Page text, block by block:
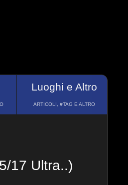
Luoghi e Altro
ARTICOLI, #TAG E ALTRO
17 Ultra..)